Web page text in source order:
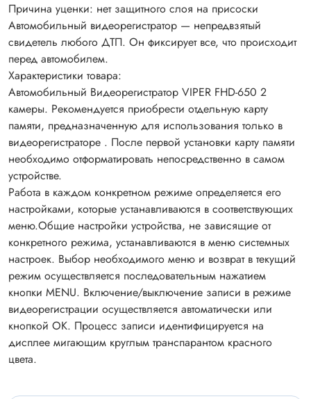
Причина уценки: нет защитного слоя на присоски
Автомобильный видеорегистратор — непредвзятый
свидетель любого ДТП. Он фиксирует все, что происходит
перед автомобилем.
Характеристики товара:
Автомобильный Видеорегистратор VIPER FHD-650 2
камеры. Рекомендуется приобрести отдельную карту
памяти, предназначенную для использования только в
видеорегистраторе . После первой установки карту памяти
необходимо отформатировать непосредственно в самом
устройстве.
Работа в каждом конкретном режиме определяется его
настройками, которые устанавливаются в соответствующих
меню.Общие настройки устройства, не зависящие от
конкретного режима, устанавливаются в меню системных
настроек. Выбор необходимого меню и возврат в текущий
режим осуществляется последовательным нажатием
кнопки МЕNU. Включение/выключение записи в режиме
видеорегистрации осуществляется автоматически или
кнопкой ОК. Процесс записи идентифицируется на
дисплее мигающим круглым транспарантом красного
цвета.